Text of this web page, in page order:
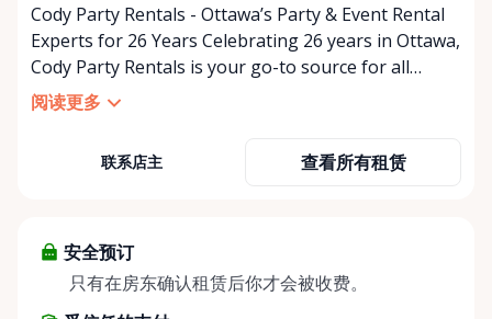
Cody Party Rentals - Ottawa’s Party & Event Rental
Experts for 26 Years Celebrating 26 years in Ottawa,
Cody Party Rentals is your go-to source for all
things party and event rentals. We’re proud to be a
partner of Rent Anything, expanding our offerings
At Cody Party Rentals, we believe in the power of
about more than just saving money; it’s about
helping people enjoy more for less while making a
阅读更多
联系店主 查看所有租赁
安全预订
只有在房东确认租赁后你才会被收费。